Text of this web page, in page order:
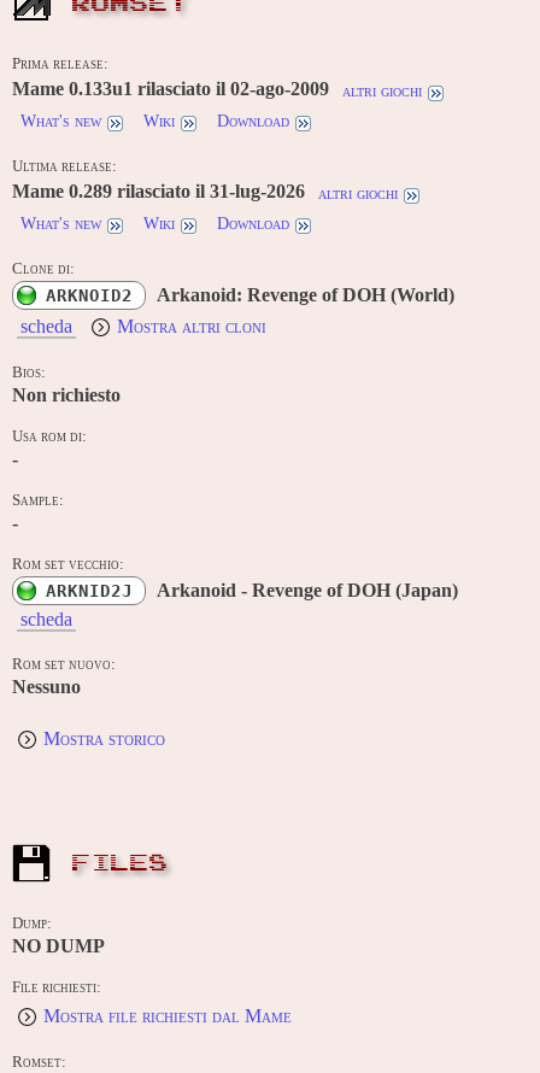
Prima release:
Mame 0.133u1 rilasciato il 02-ago-2009
altri giochi
What's new
Wiki Download
Ultima release:
Mame 0.289 rilasciato il 31-lug-2026
altri giochi
What's new
Wiki Download
Clone di:
ARKNOID2
Arkanoid: Revenge of DOH (World)
scheda
Mostra altri cloni
Bios:
Non richiesto
Usa rom di:
-
Sample:
-
Rom set vecchio:
ARKNID2J
Arkanoid - Revenge of DOH (Japan)
scheda
Rom set nuovo:
Nessuno
Mostra storico
FILES
Dump:
NO DUMP
File richiesti:
Mostra file richiesti dal Mame
Romset: